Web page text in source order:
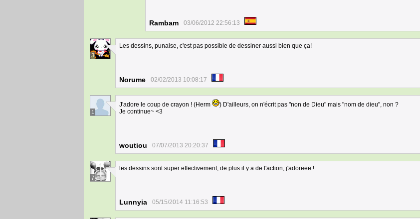
Rambam 03/06/2012 22:56:13
3
Les dessins, punaise, c'est pas possible de dessiner aussi bien que ça!
Norume 02/02/2013 10:08:17
1
J'adore le coup de crayon ! (Herm
) D'ailleurs, on n'écrit pas "non de Dieu" mais "nom de dieu", non ?
Je continue~ <3
woutiou 07/07/2013 20:20:37
7
les dessins sont super effectivement, de plus il y a de l'action, j'adoreee !
Lunnyia 05/15/2014 11:16:53